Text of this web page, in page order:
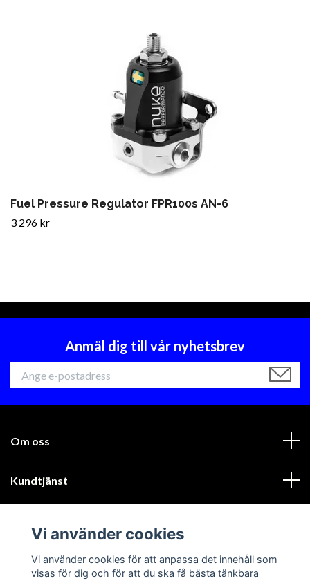
Fuel Pressure Regulator FPR100s AN-6
3 296 kr
Anmäl dig till vår nyhetsbrev
Om oss
Kundtjänst
Sociala medier
Vi använder cookies
Vi använder cookies för att anpassa det innehåll som
visas för dig och för att du ska få bästa tänkbara